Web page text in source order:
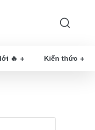
🔥 Kiến thức